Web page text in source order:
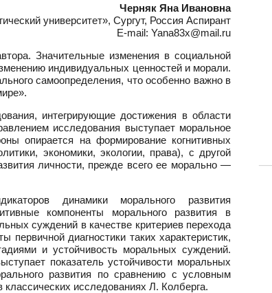
Черняк Яна Ивановна
университет», Сургут, Россия Аспирант
E-mail: Yana83x@mail.ru
Значительные изменения в социальной
индивидуальных ценностей и морали.
самоопределения, что особенно важно в
интегрирующие достижения в области
исследования выступает моральное
опирается на формирование когнитивных
экономики, экологии, права), с другой
личности, прежде всего ее морально —
динамики морального развития
компоненты морального развития в
суждений в качестве критериев перехода
диагностики таких характеристик,
и устойчивость моральных суждений.
показатель устойчивости моральных
развития по сравнению с условным
исследованиях Л. Колберга.